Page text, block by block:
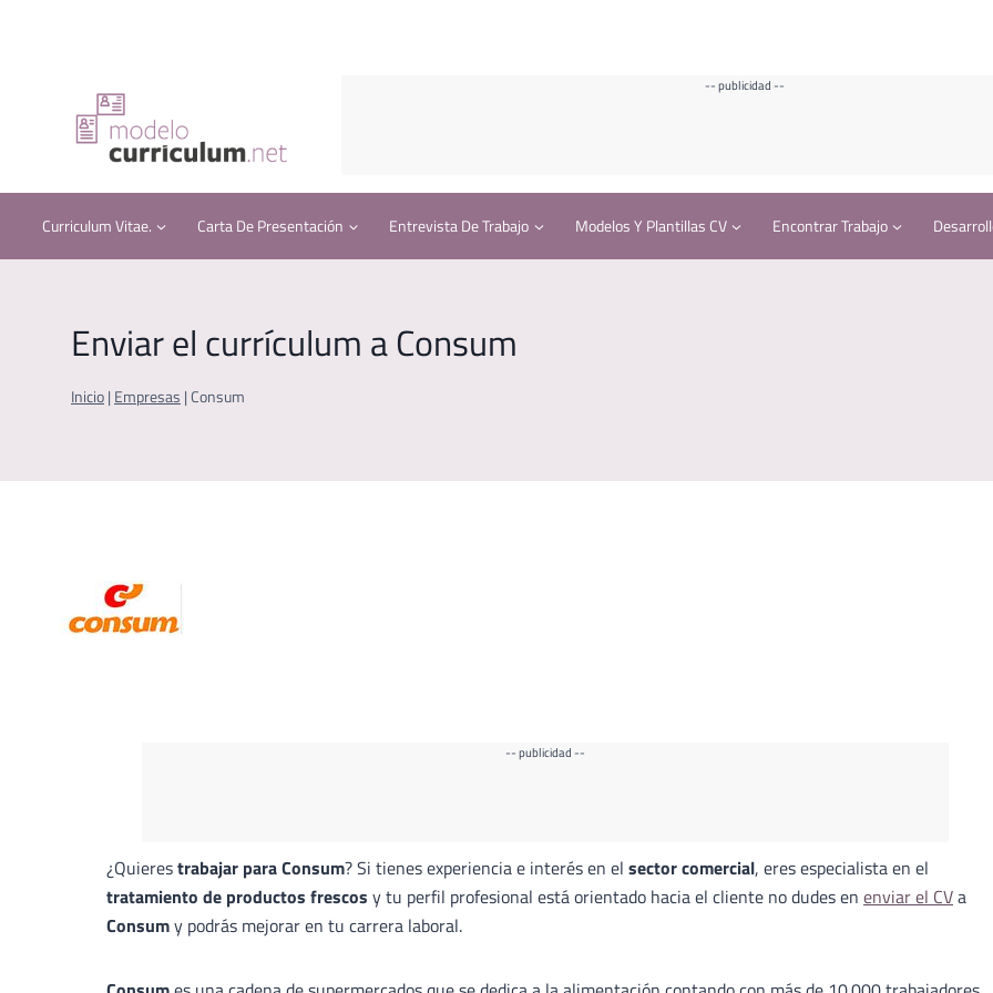
-- publicidad --
Curriculum Vitae. Carta De Presentación Entrevista De Trabajo Modelos Y Plantillas CV Encontrar Trabajo
Enviar el currículum a Consum
Inicio | Empresas | Consum
-- publicidad --
¿Quierestrabajar para Consum? Si tienes experiencia e interés en el sector comercial, eres especialista en el
tratamiento de productos frescos y tu perfil profesional está orientado hacia el cliente no dudes en enviar el CVa
Consumy podrás mejorar en tu carrera laboral.